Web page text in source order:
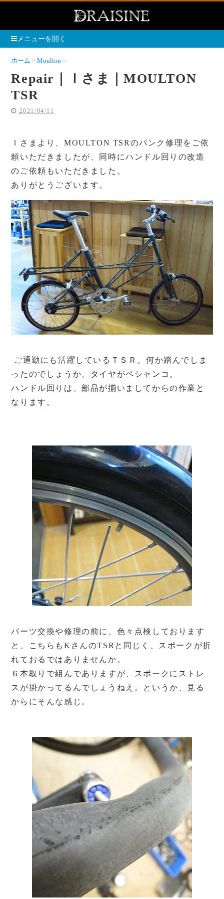
メニューを開く
ホーム Moulton
Repair｜Ｉさま｜MOULTON
TSR
2021/04/11
Ｉさまより、MOULTON TSRのパンク修理をご依
頼いただきましたが、同時にハンドル回りの改造
のご依頼もいただきました。
ありがとうございます。
ご通勤にも活躍しているＴＳＲ。何か踏んでしま
ったのでしょうか、タイヤがペシャンコ。
ハンドル回りは、部品が揃いましてからの作業と
なります。
パーツ交換や修理の前に、色々点検しております
と、こちらもKさんのTSRと同じく、スポークが折
れておるではありませんか。
６本取りで組んでありますが、スポークにストレ
スが掛かってるんでしょうねえ。というか、見る
からにそんな感じ。